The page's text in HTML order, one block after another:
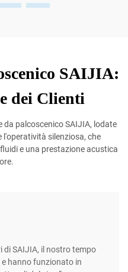
SAIJIA:
dei Clienti
da palcoscenico SAIJIA, lodate
l'operatività silenziosa, che
e una prestazione acustica
di SAIJIA, il nostro tempo
hanno funzionato in